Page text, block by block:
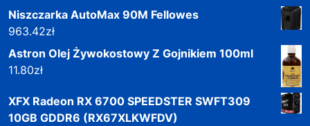
Niszczarka AutoMax 90M Fellowes
963.42zł
Astron Olej Żywokostowy Z Gojnikiem 100ml
11.80zł
XFX Radeon RX 6700 SPEEDSTER SWFT309
10GB GDDR6 (RX67XLKWFDV)